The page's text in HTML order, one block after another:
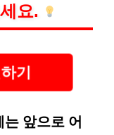
요.
기
앞으로 어